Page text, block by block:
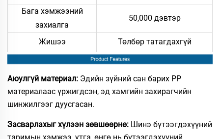
Бага хэмжээний
захиалга
50,000 дэвтэр
Жишээ Төлбөр татагдахгүй
Аюулгүй материал: Эдийн зүйний сан барих PP
материалаас үржигдсэн, эд хамгийн захирагчийн
шинжилгээг дуусгасан.
Засварлахыг хүлээн зөвшөөрнө: Шинэ бүтээгдэхүүний